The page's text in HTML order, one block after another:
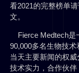
看2021的完整榜单
文。
Fierce Medtech是
90,000多名生物技
当天主要新闻的权
技术实力，合作伙